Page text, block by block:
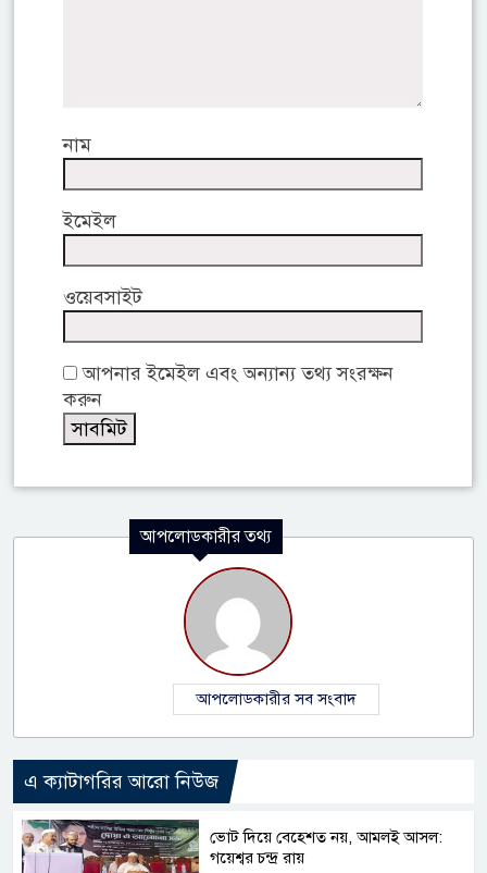
নাম
ইমেইল
ওয়েবসাইট
আপনার ইমেইল এবং অন্যান্য তথ্য সংরক্ষন
করুন
আপলোডকারীর তথ্য
আপলোডকারীর সব সংবাদ
এ ক্যাটাগরির আরো নিউজ
ভোট দিয়ে বেহেশত নয়, আমলই আসল:
গয়েশ্বর চন্দ্র রায়